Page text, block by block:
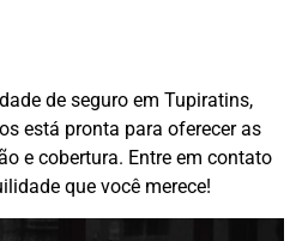
de seguro em Tupiratins,
está pronta para oferecer as
e cobertura. Entre em contato
que você merece!